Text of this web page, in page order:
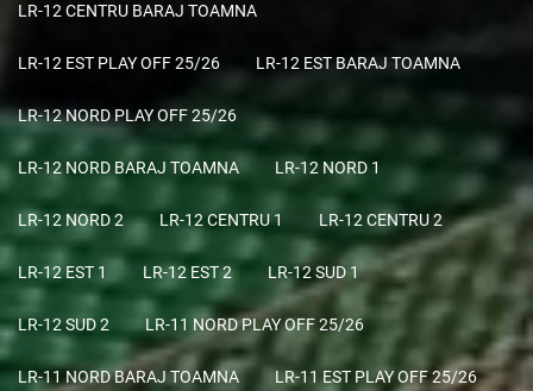
LR-12 CENTRU BARAJ TOAMNA
LR-12 EST PLAY OFF 25/26 LR-12 EST BARAJ TOAMNA
LR-12 NORD PLAY OFF 25/26
LR-12 NORD BARAJ TOAMNA LR-12 NORD 1
LR-12 NORD 2 LR-12 CENTRU 1 LR-12 CENTRU 2
LR-12 EST 1 LR-12 EST 2 LR-12 SUD 1
LR-12 SUD 2 LR-11 NORD PLAY OFF 25/26
LR-11 NORD BARAJ TOAMNA LR-11 EST PLAY OFF 25/26